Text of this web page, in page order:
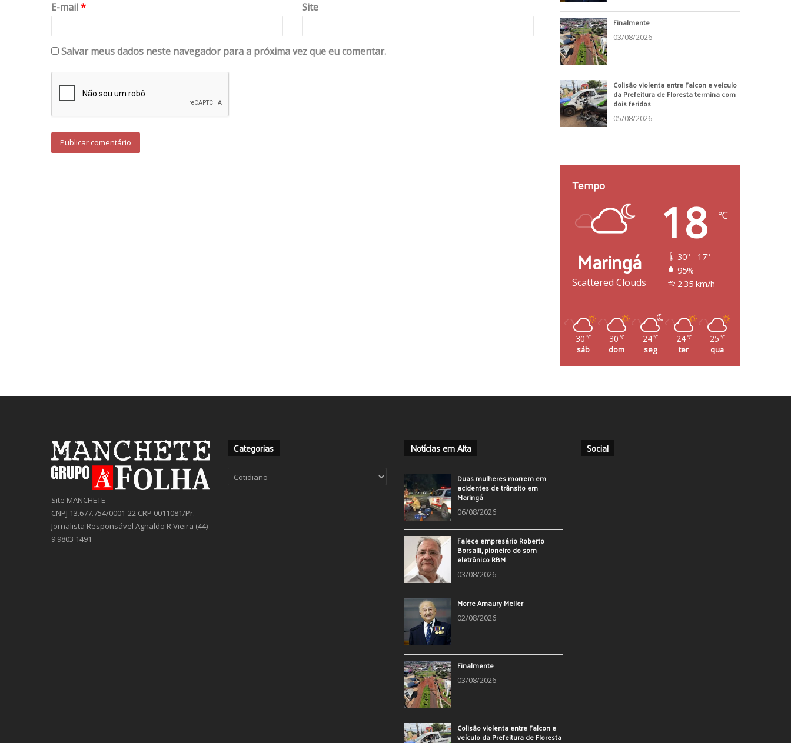
E-mail* Site
Salvar meus dados neste navegador para a próxima vez que eu comentar.
Finalmente
03/08/2026
Colisão violenta entre Falcon e veículo
da Prefeitura de Floresta termina com
dois feridos
05/08/2026
Tempo
Maringá
Scattered Clouds
18 ℃
30º - 17º
95%
2.35 km/h
30 ℃
sáb
30 ℃
dom
24 ℃
seg
24 ℃
ter
25 ℃
qua
Site MANCHETE
CNPJ 13.677.754/0001-22 CRP 0011081/Pr.
Jornalista Responsável Agnaldo R Vieira (44)
9 9803 1491
Categorias
Categorias
Notícias em Alta
Duas mulheres morrem em
acidentes de trânsito em
Maringá
06/08/2026
Falece empresário Roberto
Borsalli, pioneiro do som
eletrônico RBM
03/08/2026
Morre Amaury Meller
02/08/2026
Finalmente
03/08/2026
Colisão violenta entre Falcon e
veículo da Prefeitura de Floresta
Social